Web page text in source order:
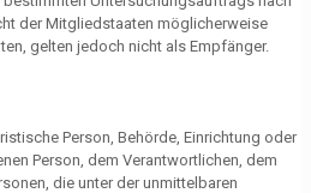
der Mitgliedstaaten möglicherweise
gelten jedoch nicht als Empfänger.
Person, Behörde, Einrichtung oder
Person, dem Verantwortlichen, dem
die unter der unmittelbaren